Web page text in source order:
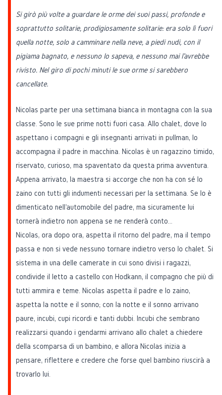
Si girò più volte a guardare le orme dei suoi passi, profonde e
soprattutto solitarie, prodigiosamente solitarie: era solo lì fuori
quella notte, solo a camminare nella neve, a piedi nudi, con il
pigiama bagnato, e nessuno lo sapeva, e nessuno mai l'avrebbe
rivisto. Nel giro di pochi minuti le sue orme si sarebbero
cancellate.
Nicolas parte per una settimana bianca in montagna con la sua
classe. Sono le sue prime notti fuori casa. Allo chalet, dove lo
aspettano i compagni e gli insegnanti arrivati in pullman, lo
accompagna il padre in macchina. Nicolas è un ragazzino timido,
riservato, curioso, ma spaventato da questa prima avventura.
Appena arrivato, la maestra si accorge che non ha con sé lo
zaino con tutti gli indumenti necessari per la settimana. Se lo è
dimenticato nell'automobile del padre, ma sicuramente lui
tornerà indietro non appena se ne renderà conto...
Nicolas, ora dopo ora, aspetta il ritorno del padre, ma il tempo
passa e non si vede nessuno tornare indietro verso lo chalet. Si
sistema in una delle camerate in cui sono divisi i ragazzi,
condivide il letto a castello con Hodkann, il compagno che più di
tutti ammira e teme. Nicolas aspetta il padre e lo zaino,
aspetta la notte e il sonno; con la notte e il sonno arrivano
paure, incubi, cupi ricordi e tanti dubbi. Incubi che sembrano
realizzarsi quando i gendarmi arrivano allo chalet a chiedere
della scomparsa di un bambino, e allora Nicolas inizia a
pensare, riflettere e credere che forse quel bambino riuscirà a
trovarlo lui.